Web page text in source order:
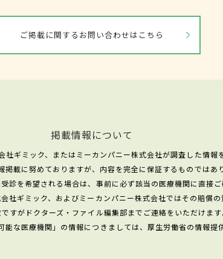
ご掲載に関するお問い合わせはこちら
掲載情報について
ギミック、またはミーカンパニー株式会社が調査した情報
掲載に努めておりますが、内容を完全に保証するものではあ
診を希望される場合は、事前に必ず該当の医療機関に直接ご
社ギミック、およびミーカンパニー株式会社ではその賠償の
すがドクターズ・ファイル編集部までご連絡をいただけます
な医療機関」の情報につきましては、厚生労働省の情報提